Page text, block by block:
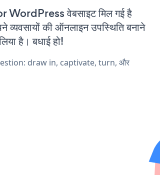
WordPress वेबसाइट मिल गई है
की ऑनलाइन उपस्थिति बनाने
है। बधाई हो!
draw in, captivate, turn, और